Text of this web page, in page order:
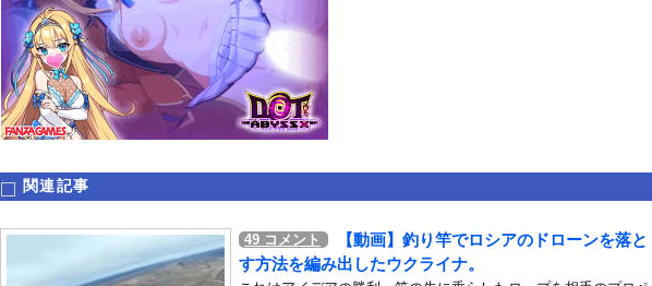
【悲報】味噌ラーメンで行列、出来ない
【中国】男の子が爆竹に点火 マンホールが爆発しふた吹き飛ぶ
【画像】伊藤舞雪とかいうＡＶ女優ｗｗｗｗｗｗｗｗｗｗw
【緊急】肛門にスティックのり入れたけど出てこないの！！
お知らせ
【動画】名古屋栄で不良外人が警察官を突き飛ばす。逮捕しろやｗｗｗ
関連記事
49 コメント
【動画】釣り竿でロシアのドローンを落と
す方法を編み出したウクライナ。